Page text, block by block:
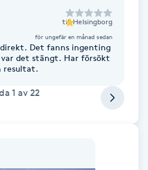
till Helsingborg
för ungefär en månad sedan
Det fanns ingenting
var det stängt. Har försökt
resultat.
1 av 22